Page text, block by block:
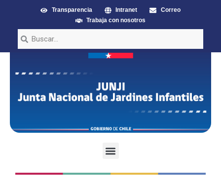
Transparencia Intranet
Correo
Trabaja con nosotros